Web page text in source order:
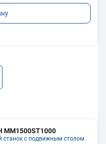
MM1500ST1000
станок с подвижным столом